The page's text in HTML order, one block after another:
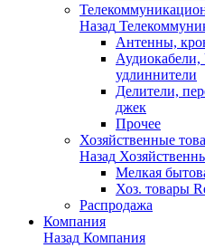
Назад
Антенны,
удлиннители
Делители,
джек
Прочее
Хозяйственные
Назад
Мелкая
Хоз. товары
Распродажа
Компания
Назад Компания